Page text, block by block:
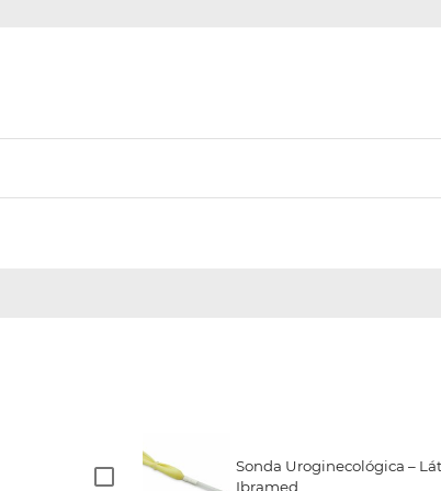
Sonda Uroginecológica –
Ibramed